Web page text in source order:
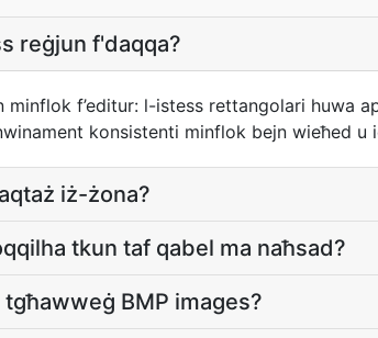
reġjun f'daqqa?
minflok f’editur: l-istess rettangolari huwa
konsistenti minflok bejn wieħed u
iż-żona?
tkun taf qabel ma naħsad?
BMP images?